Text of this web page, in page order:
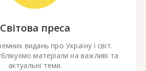
Світова преса
видань про Україну і світ.
матеріали на важливі та
актуальні теми.